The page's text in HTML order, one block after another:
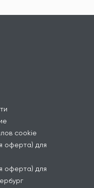
cookie
оферта) для
оферта) для